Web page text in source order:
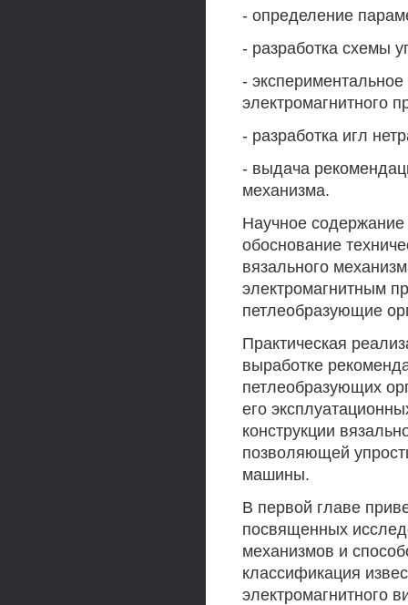
- определение
- разработка схемы
-
электромагнитного
- разработка игл
- выдача
механизма.
Научное содержание
обоснование
вязального
электромагнитным
петлеобразующие
Практическая
выработке
петлеобразующих
его
конструкции
позволяющей
машины.
В первой главе
посвященных
механизмов и
классификация
электромагнитного